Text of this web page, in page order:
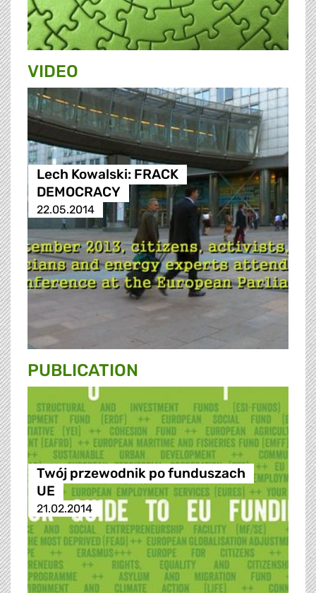
VIDEO
Lech Kowalski: FRACK
DEMOCRACY
22.05.2014
PUBLICATION
Twój przewodnik po funduszach
UE
21.02.2014